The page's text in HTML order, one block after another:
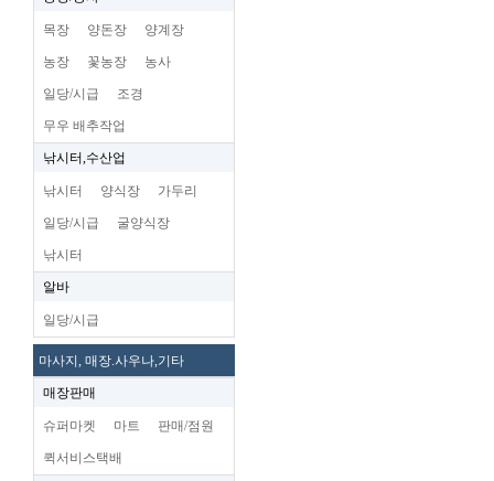
목장 양돈장 양계장
농장 꽃농장 농사
일당/시급 조경
무우 배추작업
낚시터,수산업
낚시터 양식장 가두리
일당/시급 굴양식장
낚시터
알바
일당/시급
마사지, 매장.사우나,기타
매장판매
슈퍼마켓 마트 판매/점원
퀵서비스택배